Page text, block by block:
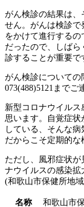
がん検診の結果は、
せん。がんは検診で
をかけて進行する
だったので、しば
診することが重要で
がん検診についての
073(488)5121までご
新型コロナウイルス
思います。自覚症
している、そんな病
だからこそ定期的な
ただし、風邪症状
ナウイルスの感染拡
(和歌山市保健所地
名称
和歌山市